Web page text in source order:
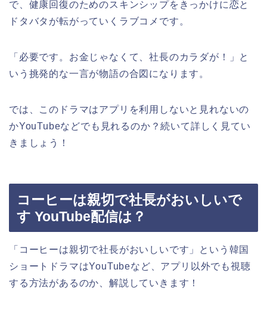
で、健康回復のためのスキンシップをきっかけに恋と
ドタバタが転がっていくラブコメです。
「必要です。お金じゃなくて、社長のカラダが！」と
いう挑発的な一言が物語の合図になります。
では、このドラマはアプリを利用しないと見れないの
かYouTubeなどでも見れるのか？続いて詳しく見てい
きましょう！
コーヒーは親切で社長がおいしいで
す YouTube配信は？
「コーヒーは親切で社長がおいしいです」という韓国
ショートドラマはYouTubeなど、アプリ以外でも視聴
する方法があるのか、解説していきます！